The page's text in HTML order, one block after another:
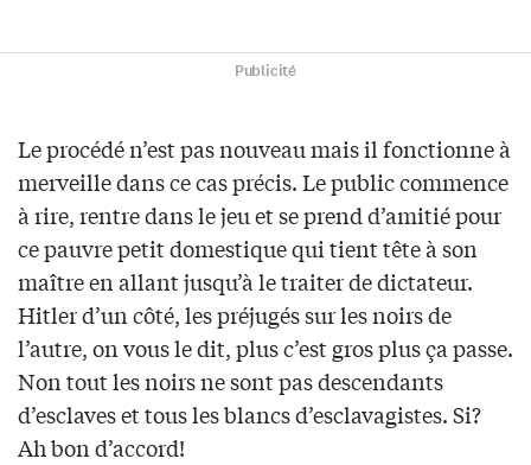
Publicité
Le procédé n’est pas nouveau mais il fonctionne à
merveille dans ce cas précis. Le public commence
à rire, rentre dans le jeu et se prend d’amitié pour
ce pauvre petit domestique qui tient tête à son
maître en allant jusqu’à le traiter de dictateur.
Hitler d’un côté, les préjugés sur les noirs de
l’autre, on vous le dit, plus c’est gros plus ça passe.
Non tout les noirs ne sont pas descendants
d’esclaves et tous les blancs d’esclavagistes. Si?
Ah bon d’accord!